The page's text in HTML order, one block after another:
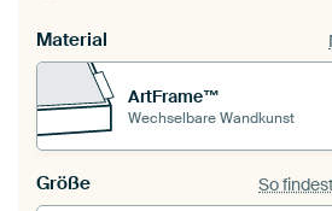
Material
ArtFrame™
Wechselbare Wandkunst
Größe So